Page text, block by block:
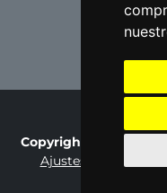
Copyright © 2007-
Ajustes de cookies